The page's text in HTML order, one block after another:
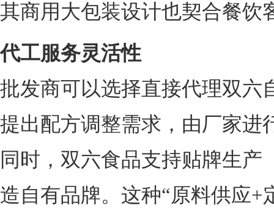
其商用大包装设计也契合餐饮
代工服务灵活性
批发商可以选择直接代理双六
提出配方调整需求，由厂家进
同时，双六食品支持贴牌生产
造自有品牌。这种“原料供应+